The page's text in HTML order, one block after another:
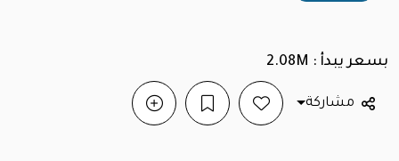
بسعر يبدأ : 2.08M
مشاركة